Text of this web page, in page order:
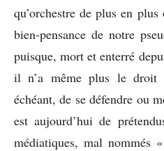
qu’orchestre de plus en
bien-pensance de notre
puisque, mort et enterré
il n’a même plus le droit
échéant, de se défendre ou
est aujourd’hui de
médiatiques, mal